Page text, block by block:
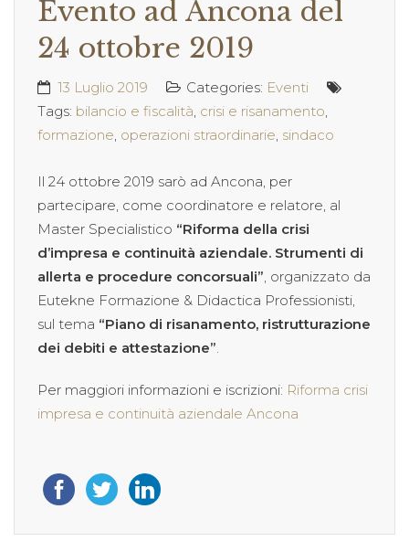
Evento ad Ancona del
24 ottobre 2019
13 Luglio 2019 Categories: Eventi
Tags: bilancio e fiscalità crisi e risanamento
formazione operazioni straordinarie sindaco
Il 24 ottobre 2019 sarò ad Ancona, per
partecipare, come coordinatore e relatore, al
Master Specialistico “Riforma della crisi
d’impresa e continuità aziendale. Strumenti di
allerta e procedure concorsuali” , organizzato da
Eutekne Formazione & Didactica Professionisti,
sul tema “Piano di risanamento, ristrutturazione
dei debiti e attestazione”
Per maggiori informazioni e iscrizioni: Riforma crisi
impresa e continuità aziendale Ancona